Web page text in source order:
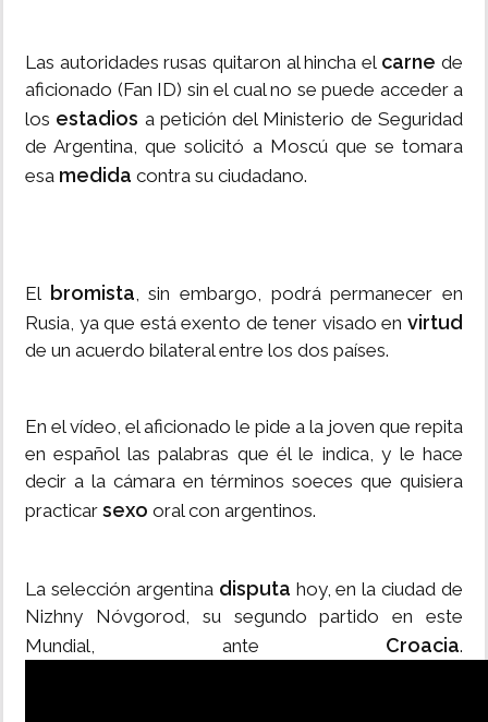
Las autoridades rusas quitaron al hincha el carne de
aficionado (Fan ID) sin el cual no se puede acceder a
los estadios a petición del Ministerio de Seguridad
de Argentina, que solicitó a Moscú que se tomara
esa medida contra su ciudadano.
El bromista, sin embargo, podrá permanecer en
Rusia, ya que está exento de tener visado en virtud
de un acuerdo bilateral entre los dos países.
En el vídeo, el aficionado le pide a la joven que repita
en español las palabras que él le indica, y le hace
decir a la cámara en términos soeces que quisiera
practicar sexo oral con argentinos.
La selección argentina disputa hoy, en la ciudad de
Nizhny Nóvgorod, su segundo partido en este
Mundial, ante Croacia.